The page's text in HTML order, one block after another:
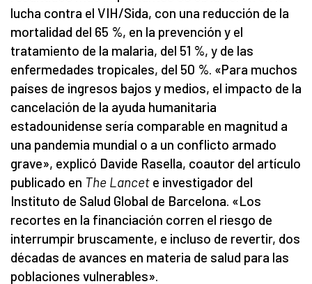
lucha contra el VIH/Sida, con una reducción de la
mortalidad del 65 %, en la prevención y el
tratamiento de la malaria, del 51 %, y de las
enfermedades tropicales, del 50 %. «Para muchos
países de ingresos bajos y medios, el impacto de la
cancelación de la ayuda humanitaria
estadounidense sería comparable en magnitud a
una pandemia mundial o a un conflicto armado
grave», explicó Davide Rasella, coautor del artículo
publicado en The Lancet e investigador del
Instituto de Salud Global de Barcelona. «Los
recortes en la financiación corren el riesgo de
interrumpir bruscamente, e incluso de revertir, dos
décadas de avances en materia de salud para las
poblaciones vulnerables».